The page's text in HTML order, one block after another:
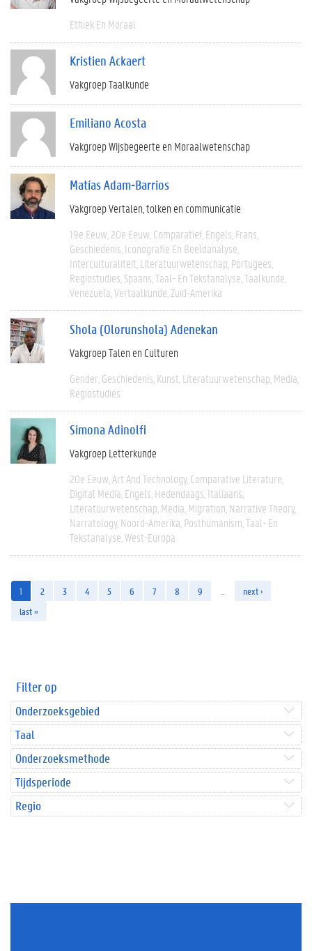
Ethiek En Moraal
Kristien Ackaert
Vakgroep Taalkunde
Emiliano Acosta
Vakgroep Wijsbegeerte en Moraalwetenschap
Matías Adam-Barrios
Vakgroep Vertalen, tolken en communicatie
19e Eeuw 20e Eeuw Comparatief Engels Frans
Geschiedenis Iconografie En Beeldanalyse
Interculturaliteit Literatuurwetenschap Portugees
Regiostudies Spaans Taal- En Tekstanalyse Taalkunde
Venezuela Vertaalkunde Zuid-Amerika
Shola (Olorunshola) Adenekan
Vakgroep Talen en Culturen
Gender Geschiedenis Kunst Literatuurwetenschap Media
Regiostudies
Simona Adinolfi
Vakgroep Letterkunde
20e Eeuw Art And Technology Comparative Literature
Digital Media Engels Hedendaags Italiaans
Literatuurwetenschap Media Migration Narrative Theory
Narratology Noord-Amerika Posthumanism Taal- En
Tekstanalyse West-Europa
1 2 3 4 5 6 7 8 9
next ›
last »
Filter op
Onderzoeksgebied
Taal
Onderzoeksmethode
Tijdsperiode
Regio